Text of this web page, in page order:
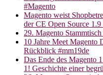
#Magento
Magento weist
der CE Open Source
29. Magento
10 Jahre Meet Magento
Rückblick #mm19de
Das Ende des Magento
1! Geschichte einer